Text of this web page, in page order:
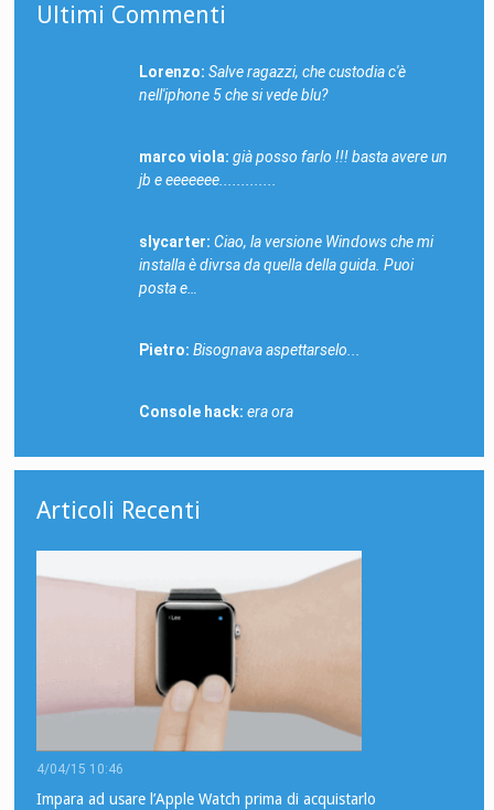
Ultimi Commenti
Lorenzo: Salve ragazzi, che custodia c'è
nell'iphone 5 che si vede blu?
marco viola: già posso farlo !!! basta avere un
jb e eeeeeee.............
slycarter: Ciao, la versione Windows che mi
installa è divrsa da quella della guida. Puoi
posta e…
Pietro: Bisognava aspettarselo...
Console hack: era ora
Articoli Recenti
4/04/15 10:46
Impara ad usare l’Apple Watch prima di acquistarlo